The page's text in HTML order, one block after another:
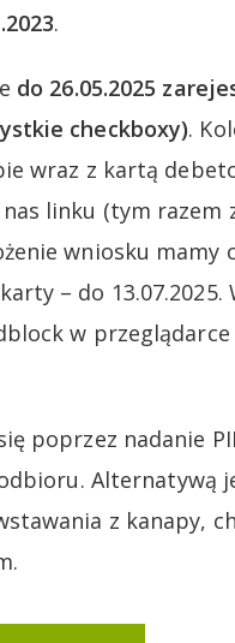
.
do 26.05.2025
checkboxy).
wraz z kartą
linku (tym razem
wniosku mamy
– do 13.07.2025.
w
poprzez nadanie
Alternatywą
z kanapy,